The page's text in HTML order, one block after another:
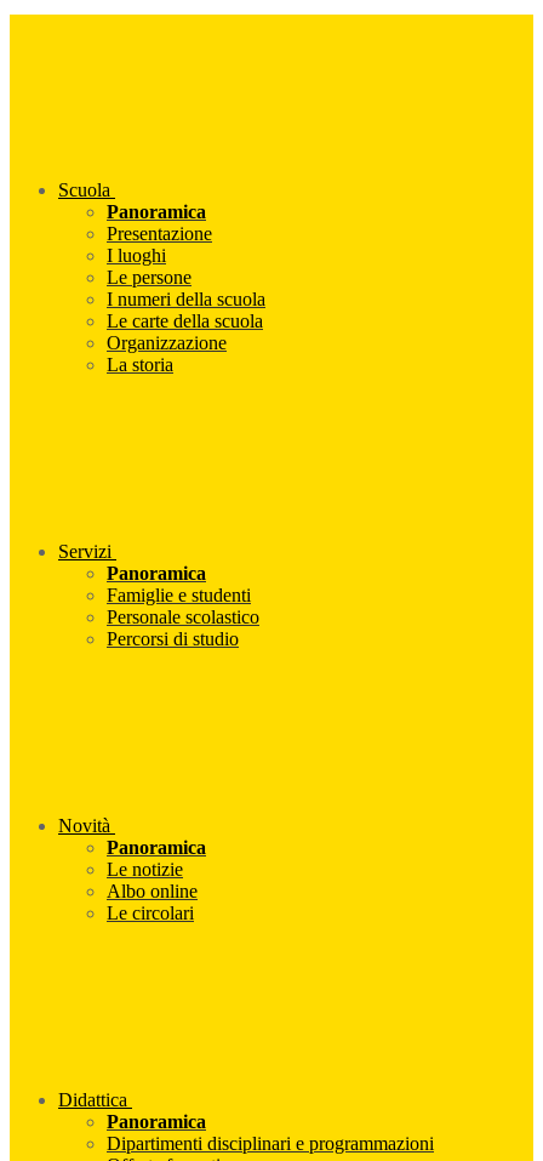
Scuola
Panoramica
Presentazione
I luoghi
Le persone
I numeri della scuola
Le carte della scuola
Organizzazione
La storia
Servizi
Panoramica
Famiglie e studenti
Personale scolastico
Percorsi di studio
Novità
Panoramica
Le notizie
Albo online
Le circolari
Didattica
Panoramica
Dipartimenti disciplinari e programmazioni